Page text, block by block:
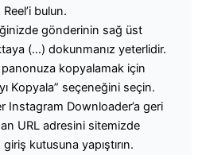
bulun.
gönderinin sağ üst
(…) dokunmanız yeterlidir.
panonuza kopyalamak için
Kopyala” seçeneğini seçin.
Instagram Downloader’a geri
URL adresini sitemizde
kutusuna yapıştırın.